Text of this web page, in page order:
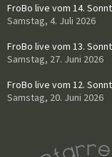
FroBo live vom 14.
Samstag, 4. Juli 2026
FroBo live vom 13.
Samstag, 27. Juni 2026
FroBo live vom 12.
Samstag, 20. Juni 2026